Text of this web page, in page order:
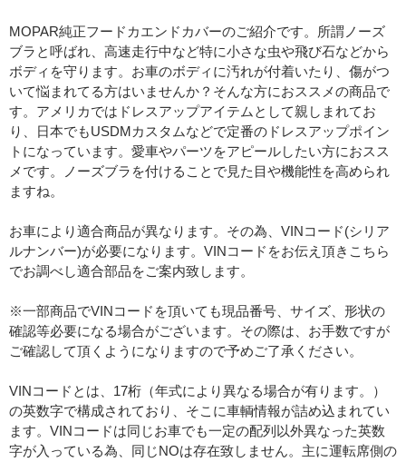
MOPAR純正フードカエンドカバーのご紹介です。所謂ノーズ
ブラと呼ばれ、高速走行中など特に小さな虫や飛び石などから
ボディを守ります。お車のボディに汚れが付着いたり、傷がつ
いて悩まれてる方はいませんか？そんな方におススメの商品で
す。アメリカではドレスアップアイテムとして親しまれてお
り、日本でもUSDMカスタムなどで定番のドレスアップポイン
トになっています。愛車やパーツをアピールしたい方におスス
メです。ノーズブラを付けることで見た目や機能性を高められ
ますね。
お車により適合商品が異なります。その為、VINコード(シリア
ルナンバー)が必要になります。VINコードをお伝え頂きこちら
でお調べし適合部品をご案内致します。
※一部商品でVINコードを頂いても現品番号、サイズ、形状の
確認等必要になる場合がございます。その際は、お手数ですが
ご確認して頂くようになりますので予めご了承ください。
VINコードとは、17桁（年式により異なる場合が有ります。）
の英数字で構成されており、そこに車輌情報が詰め込まれてい
ます。VINコードは同じお車でも一定の配列以外異なった英数
字が入っている為、同じNOは存在致しません。主に運転席側の